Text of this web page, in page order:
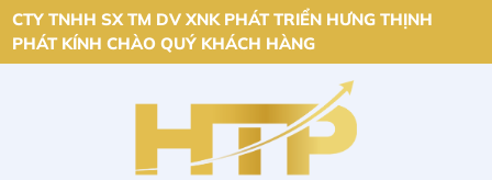
CTY TNHH SX TM DV XNK PHÁT TRIỂN HƯNG THỊNH
PHÁT KÍNH CHÀO QUÝ KHÁCH HÀNG